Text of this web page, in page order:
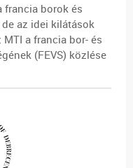
francia borok és
az idei kilátások
a francia bor- és
(FEVS) közlése